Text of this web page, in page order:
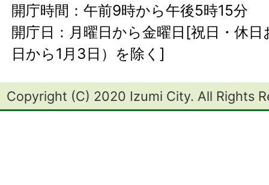
開庁時間：午前9時から午後5時15分
開庁日：月曜日から金曜日[祝日・休
日から1月3日）を除く]
Copyright (C) 2020 Izumi City. All Rights